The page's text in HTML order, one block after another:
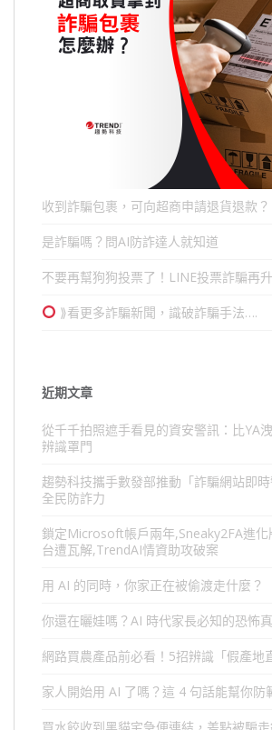
收到詐騙包裹，可向超商申請退貨退款？
是詐騙嗎？問AI防詐達人就知道
不要再幫狗狗投票了！LINE投票詐騙再
⟫看更多詐騙新聞，識破詐騙手法….
近期文章
從千千拍照遮手看見的資安警訊：比YA
辨識罩門
趨勢科技攜手數發部推動「詐騙網站即
全民防詐力
鎖定Microsoft帳戶兩年,Sneaky2FA進
台遭瓦解,TrendAI情資助攻破案
用 AI 的同時，你家正在被偷渡走什麼？
你還在曬娃嗎？AI 時代家長必知的恐怖
網路買農產品前必看！5招辨識「假產地
家人開始用 AI 了嗎？這 4 句話能幫你防
買水餃收到黑貓宅急便連結，差點被騙